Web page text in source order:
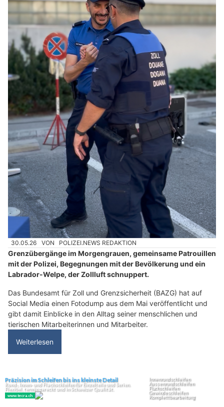
30.05.26 VON POLIZEI.NEWS REDAKTION
Grenzübergänge im Morgengrauen, gemeinsame Patrouillen
mit der Polizei, Begegnungen mit der Bevölkerung und ein
Labrador-Welpe, der Zollluft schnuppert.
Das Bundesamt für Zoll und Grenzsicherheit (BAZG) hat auf
Social Media einen Fotodump aus dem Mai veröffentlicht und
gibt damit Einblicke in den Alltag seiner menschlichen und
tierischen Mitarbeiterinnen und Mitarbeiter.
Weiterlesen